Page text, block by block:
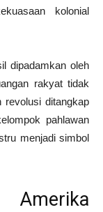
kolonial
dipadamkan oleh
rakyat tidak
revolusi ditangkap
pahlawan
menjadi simbol
Amerika